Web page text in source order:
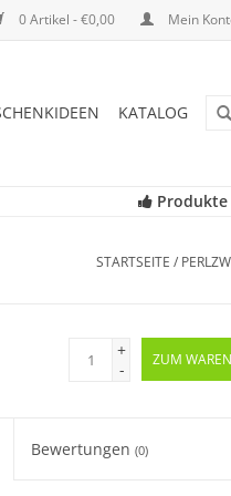
0 Artikel - €0,00 Mein
KATALOG
Produkte
STARTSEITE /
+
-
ZUM
Bewertungen(0)